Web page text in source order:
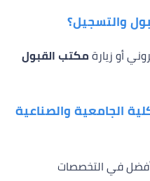
والتسجيل؟
أو زيارة مكتب القبول
الجامعية والصناعية
في التخصصات